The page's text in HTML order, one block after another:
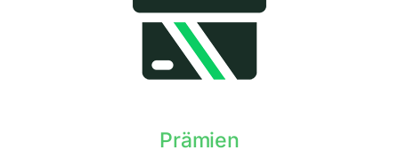
Prämien